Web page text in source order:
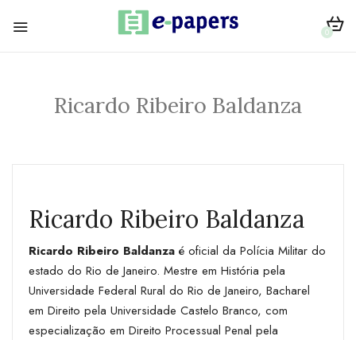
0
Ricardo Ribeiro Baldanza
Ricardo Ribeiro Baldanza
Ricardo Ribeiro Baldanza é oficial da Polícia Militar do
estado do Rio de Janeiro. Mestre em História pela
Universidade Federal Rural do Rio de Janeiro, Bacharel
em Direito pela Universidade Castelo Branco, com
especialização em Direito Processual Penal pela